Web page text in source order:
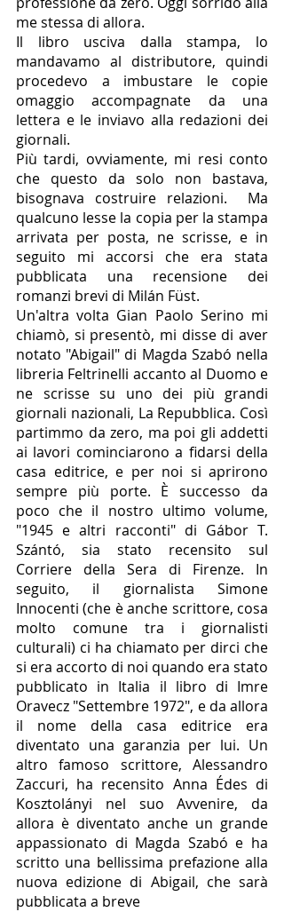
me stessa di allora.
Il libro usciva dalla stampa, lo
mandavamo al distributore, quindi
procedevo a imbustare le copie
omaggio accompagnate da una
lettera e le inviavo alla redazioni dei
giornali.
Più tardi, ovviamente, mi resi conto
che questo da solo non bastava,
bisognava costruire relazioni.  Ma
qualcuno lesse la copia per la stampa
arrivata per posta, ne scrisse, e in
seguito mi accorsi che era stata
pubblicata una recensione dei
romanzi brevi di Milán Füst.
Un'altra volta Gian Paolo Serino mi
chiamò, si presentò, mi disse di aver
notato "Abigail" di Magda Szabó nella
libreria Feltrinelli accanto al Duomo e
ne scrisse su uno dei più grandi
giornali nazionali, La Repubblica. Così
partimmo da zero, ma poi gli addetti
ai lavori cominciarono a fidarsi della
casa editrice, e per noi si aprirono
sempre più porte. È successo da
poco che il nostro ultimo volume,
"1945 e altri racconti" di Gábor T.
Szántó, sia stato recensito sul
Corriere della Sera di Firenze. In
seguito, il giornalista Simone
Innocenti (che è anche scrittore, cosa
molto comune tra i giornalisti
culturali) ci ha chiamato per dirci che
si era accorto di noi quando era stato
pubblicato in Italia il libro di Imre
Oravecz "Settembre 1972", e da allora
il nome della casa editrice era
diventato una garanzia per lui. Un
altro famoso scrittore, Alessandro
Zaccuri, ha recensito Anna Édes di
Kosztolányi nel suo Avvenire, da
allora è diventato anche un grande
appassionato di Magda Szabó e ha
scritto una bellissima prefazione alla
nuova edizione di Abigail, che sarà
pubblicata a breve